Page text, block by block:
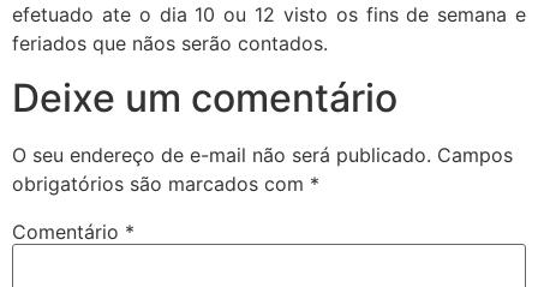
efetuado ate o dia 10 ou 12 visto os fins de semana e
feriados que nãos serão contados.
Deixe um comentário
O seu endereço de e-mail não será publicado. Campos
obrigatórios são marcados com *
Comentário *